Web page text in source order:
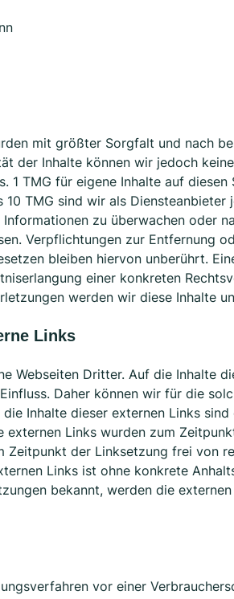
mit größter Sorgfalt und nach
der Inhalte können wir jedoch
1 TMG für eigene Inhalte auf diesen
TMG sind wir als
zu überwachen oder
Verpflichtungen zur Entfernung
bleiben hiervon unberührt.
einer konkreten
werden wir diese Inhalte
Links
Webseiten Dritter. Auf die Inhalte
Daher können wir für die
Inhalte dieser externen Links
Links wurden zum
Zeitpunkt der Linksetzung frei von
Links ist ohne konkrete
bekannt, werden die
vor einer